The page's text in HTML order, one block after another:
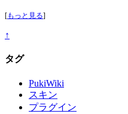
[もっと見る]
↑
タグ
PukiWiki
スキン
プラグイン